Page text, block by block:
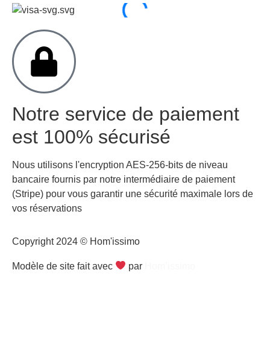
Notre service de paiement
est 100% sécurisé
Nous utilisons l'encryption AES-256-bits de niveau
bancaire fournis par notre intermédiaire de paiement
(Stripe) pour vous garantir une sécurité maximale lors de
vos réservations
Copyright 2024 © Hom'issimo
Modèle de site fait avec par